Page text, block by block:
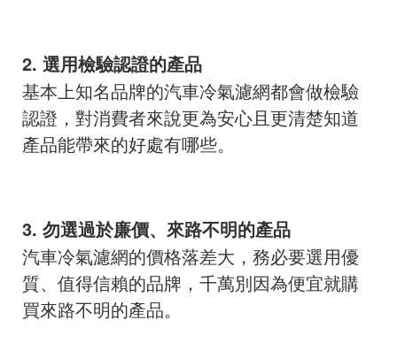
2. 選用檢驗認證的產品
基本上知名品牌的汽車冷氣濾網都會做檢驗
認證，對消費者來說更為安心且更清楚知道
產品能帶來的好處有哪些。
3. 勿選過於廉價、來路不明的產品
汽車冷氣濾網的價格落差大，務必要選用優
質、值得信賴的品牌，千萬別因為便宜就購
買來路不明的產品。